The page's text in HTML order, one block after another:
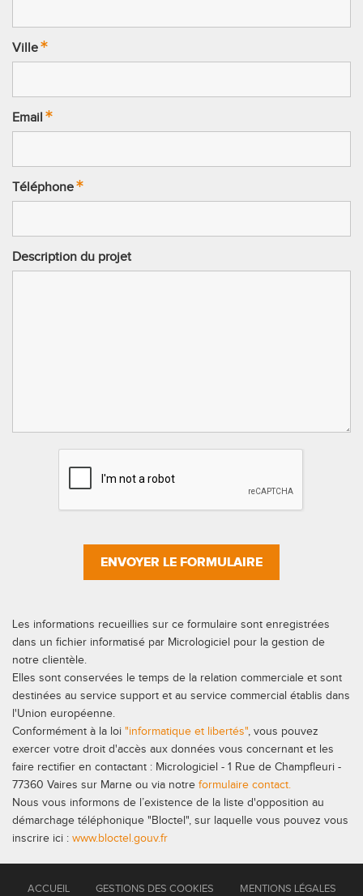
Ville
Email
Téléphone
Description du projet
ENVOYER LE FORMULAIRE
Les informations recueillies sur ce formulaire sont enregistrées
dans un fichier informatisé par Micrologiciel pour la gestion de
notre clientèle.
Elles sont conservées le temps de la relation commerciale et sont
destinées au service support et au service commercial établis dans
l'Union européenne.
Conformément à la loi "informatique et libertés", vous pouvez
exercer votre droit d'accès aux données vous concernant et les
faire rectifier en contactant : Micrologiciel - 1 Rue de Champfleuri -
77360 Vaires sur Marne ou via notre formulaire contact.
Nous vous informons de l’existence de la liste d'opposition au
démarchage téléphonique "Bloctel", sur laquelle vous pouvez vous
inscrire ici : www.bloctel.gouv.fr
ACCUEIL GESTIONS DES COOKIES MENTIONS LÉGALES